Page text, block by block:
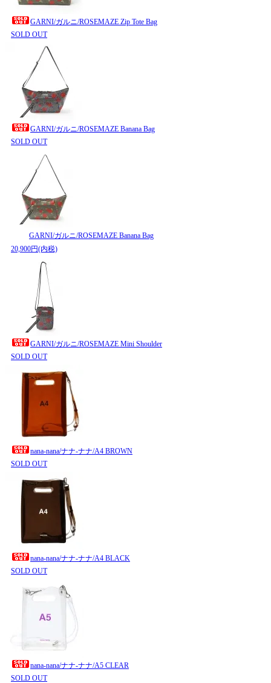
GARNI/ガルニ/ROSEMAZE Zip Tote Bag
SOLD OUT
GARNI/ガルニ/ROSEMAZE Banana Bag
SOLD OUT
GARNI/ガルニ/ROSEMAZE Banana Bag
20,900円(内税)
GARNI/ガルニ/ROSEMAZE Mini Shoulder
SOLD OUT
nana-nana/ナナ-ナナ/A4 BROWN
SOLD OUT
nana-nana/ナナ-ナナ/A4 BLACK
SOLD OUT
nana-nana/ナナ-ナナ/A5 CLEAR
SOLD OUT